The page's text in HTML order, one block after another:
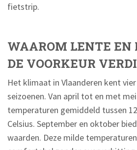
fietstrip.
WAAROM LENTE EN
DE VOORKEUR
Het klimaat in Vlaanderen kent
seizoenen. Van april tot en met
temperaturen gemiddeld tussen
Celsius. September en oktober
waarden. Deze milde